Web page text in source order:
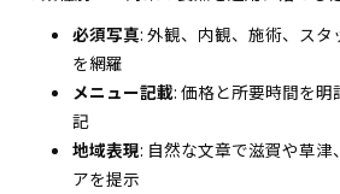
必須写真: 外観、内観、施術、ス
を網羅
メニュー記載: 価格と所要時間を
記
地域表現: 自然な文章で滋賀や草
アを提示